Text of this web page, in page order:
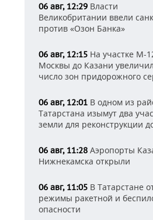
06 авг, 12:29 Власти
Великобритании ввели
против «Озон Банка»
06 авг, 12:15 На участке М-
Москвы до Казани
число зон придорожного
06 авг, 12:01 В одном из
Татарстана изымут два
земли для реконструкции
06 авг, 11:28 Аэропорты
Нижнекамска открыли
06 авг, 11:05 В Татарстане
режимы ракетной и
опасности